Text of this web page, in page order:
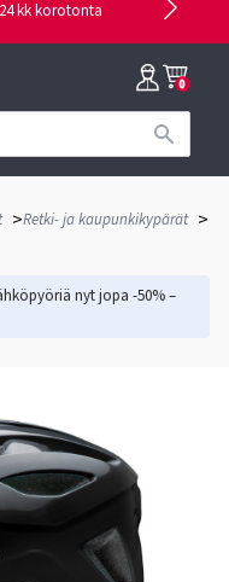
kk korotonta
0
>Retki- ja kaupunkikypärät >
nyt jopa -50% –